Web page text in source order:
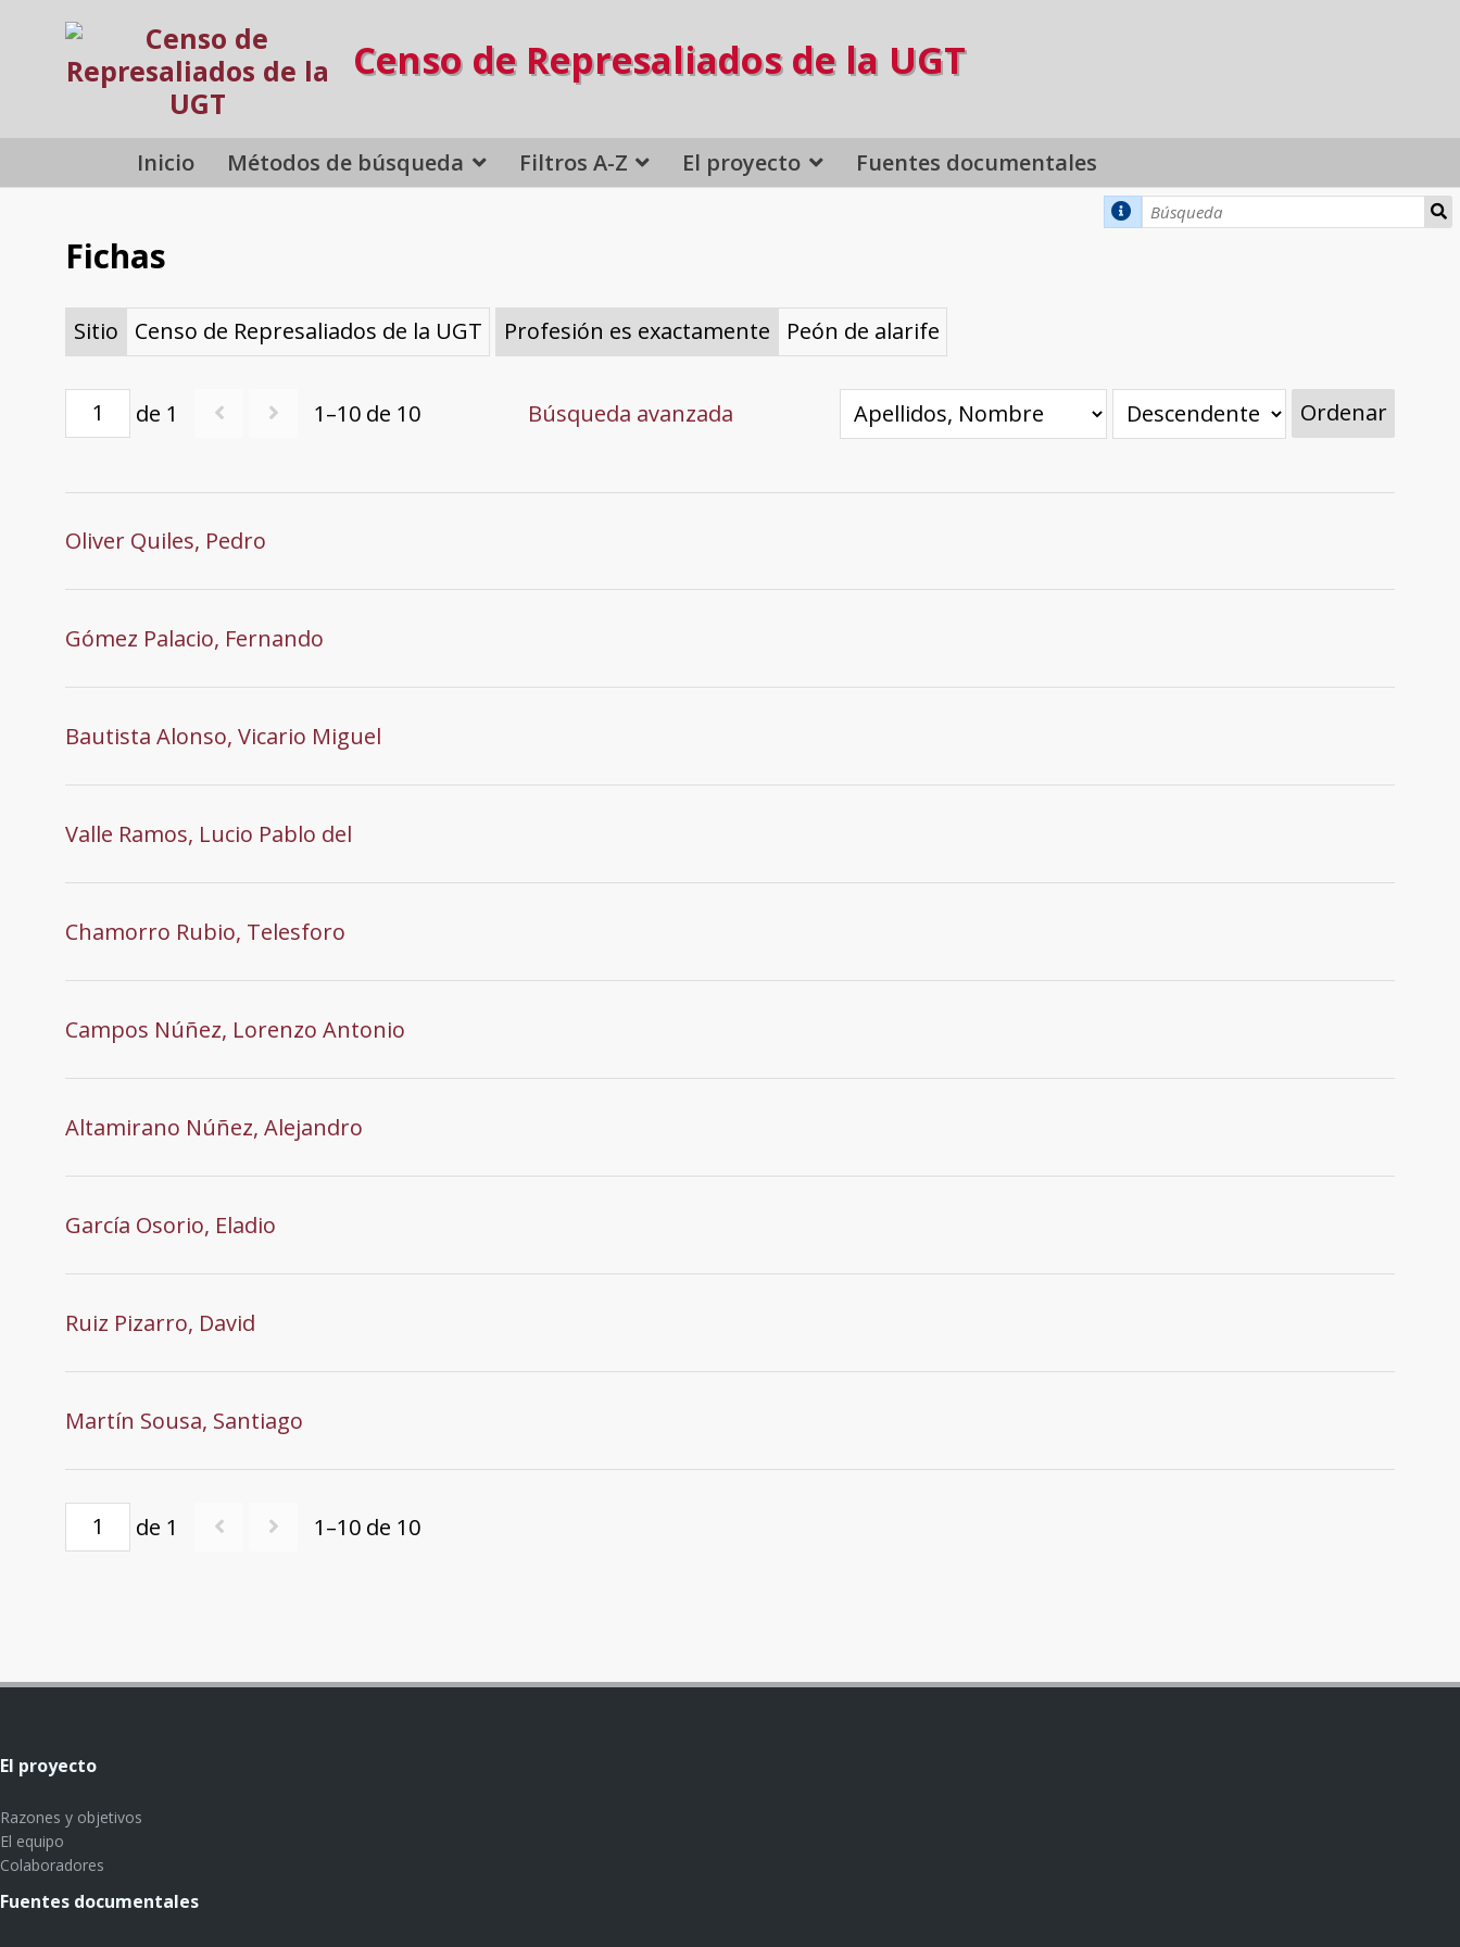
Censo de Represaliados de la UGT
Inicio Métodos de búsqueda Filtros A-Z El proyecto Fuentes documentales
Fichas
Sitio Censo de Represaliados de la UGT Profesión es exactamente Peón de alarife
de 1 1–10 de 10 Búsqueda avanzada Ordenar
Oliver Quiles, Pedro
Gómez Palacio, Fernando
Bautista Alonso, Vicario Miguel
Valle Ramos, Lucio Pablo del
Chamorro Rubio, Telesforo
Campos Núñez, Lorenzo Antonio
Altamirano Núñez, Alejandro
García Osorio, Eladio
Ruiz Pizarro, David
Martín Sousa, Santiago
de 1 1–10 de 10
El proyecto
Razones y objetivos
El equipo
Colaboradores
Fuentes documentales